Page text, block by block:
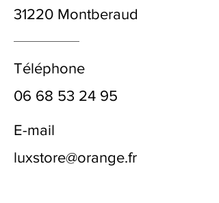
31220 Montberaud
Téléphone
06 68 53 24 95
E-mail
luxstore@orange.fr